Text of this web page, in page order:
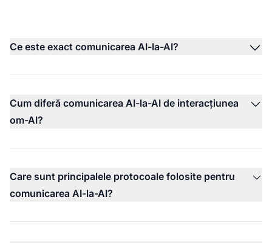
Ce este exact comunicarea AI-la-AI?
Cum diferă comunicarea AI-la-AI de interacțiunea
om-AI?
Care sunt principalele protocoale folosite pentru
comunicarea AI-la-AI?